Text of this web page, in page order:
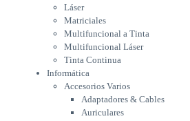
Adaptadores & Cables
Auriculares
Escáner
Estuches & Mochilas
Gavetas para unidades de
almacenamiento
Lápices & punteros
Soportes
WebCam
Láser
Matriciales
Multifuncional a Tinta
Multifuncional Láser
Tinta Continua
Informática
Accesorios Varios
Adaptadores & Cables
Auriculares